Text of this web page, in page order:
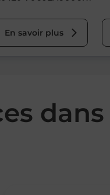
En savoir plus